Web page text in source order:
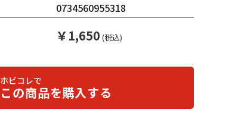
0734560955318
￥1,650 (税込)
ホビコレで
この商品を購入する